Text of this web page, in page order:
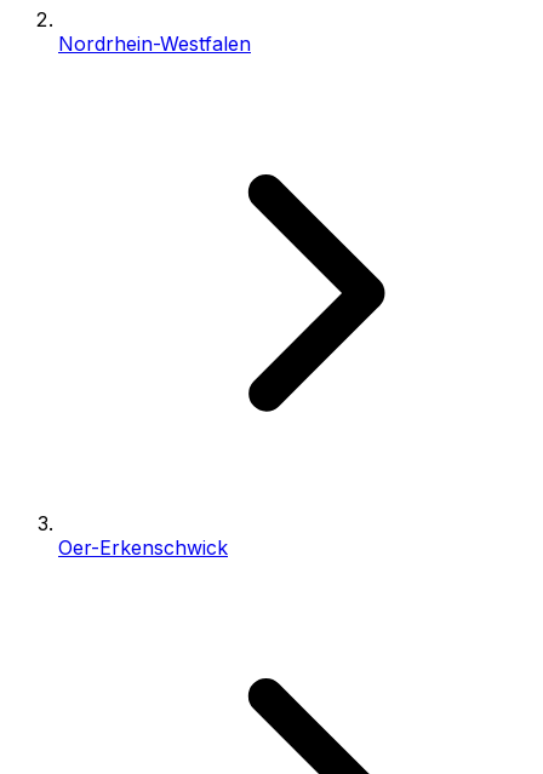
Nordrhein-Westfalen
Oer-Erkenschwick